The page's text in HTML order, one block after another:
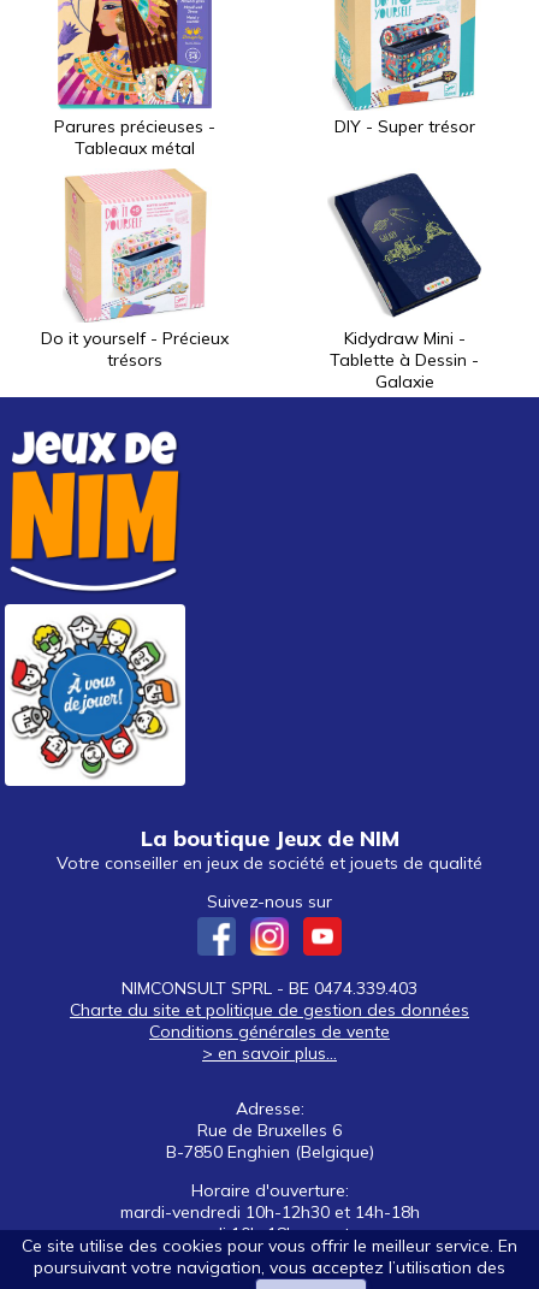
Parures précieuses -
Tableaux métal
DIY - Super trésor
Do it yourself - Précieux
trésors
Kidydraw Mini -
Tablette à Dessin -
Galaxie
La boutique Jeux de NIM
Votre conseiller en jeux de société et jouets de qualité
Suivez-nous sur
NIMCONSULT SPRL - BE 0474.339.403
Charte du site et politique de gestion des données
Conditions générales de vente
> en savoir plus...
Adresse:
Rue de Bruxelles 6
B-7850 Enghien (Belgique)
Horaire d'ouverture:
mardi-vendredi 10h-12h30 et 14h-18h
samedi 10h-18h non stop
Tél: +32 (0)2 395 92 88
Ce site utilise des cookies pour vous offrir le meilleur service. En
poursuivant votre navigation, vous acceptez l’utilisation des